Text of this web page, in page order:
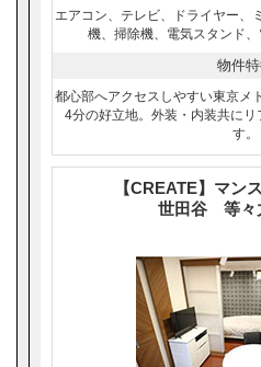
エアコン、テレビ、ドライヤー、
機、掃除機、電気スタンド
物件
都心部へアクセスしやすい東京メ
4分の好立地。外装・内装共にリ
す。
【CREATE】マン
世田谷 等